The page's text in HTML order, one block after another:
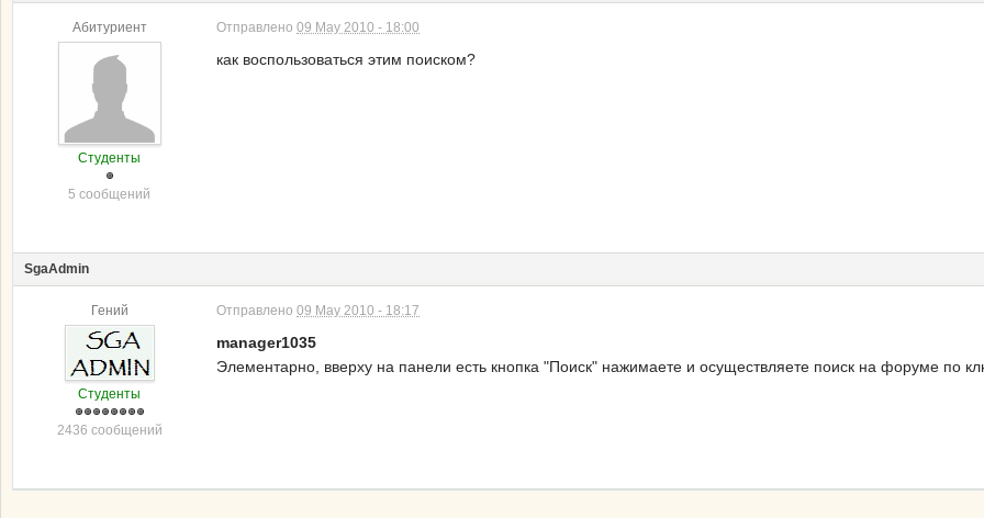
Абитуриент
Студенты
5 сообщений
Отправлено 09 May 2010 - 18:00
как воспользоваться этим поиском?
SgaAdmin
Гений
Студенты
2436 сообщений
Отправлено 09 May 2010 - 18:17
manager1035
Элементарно, вверху на панели есть кнопка "Поиск" нажимаете и осуществляете поиск на форуме по